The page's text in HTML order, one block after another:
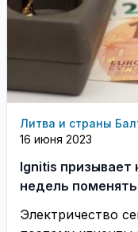
Литва и страны
16 июня 2023
Ignitis призывает
недель
Электричество